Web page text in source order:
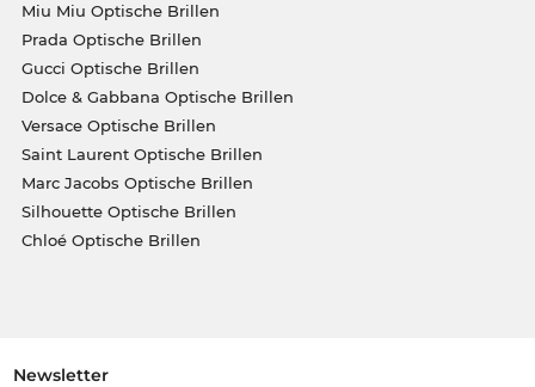
Miu Miu Optische Brillen
Prada Optische Brillen
Gucci Optische Brillen
Dolce & Gabbana Optische Brillen
Versace Optische Brillen
Saint Laurent Optische Brillen
Marc Jacobs Optische Brillen
Silhouette Optische Brillen
Chloé Optische Brillen
Newsletter